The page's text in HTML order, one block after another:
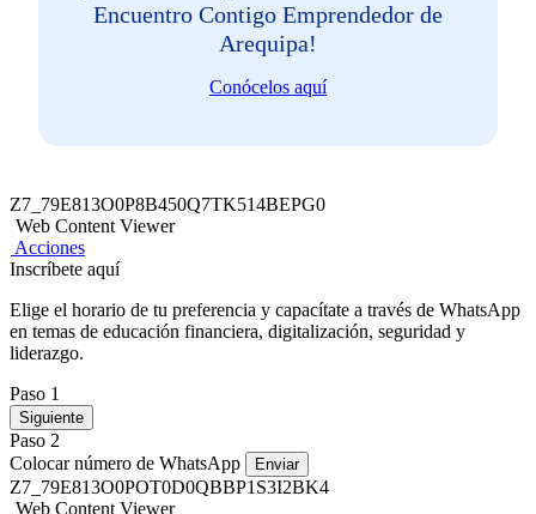
Encuentro Contigo Emprendedor de
Arequipa!
Conócelos aquí
Z7_79E813O0P8B450Q7TK514BEPG0
Web Content Viewer
Acciones
Inscríbete aquí
Elige el horario de tu preferencia y capacítate a través de WhatsApp
en temas de educación financiera, digitalización, seguridad y
liderazgo.
Paso 1
Siguiente
Paso 2
Colocar número de WhatsApp
Enviar
Z7_79E813O0POT0D0QBBP1S3I2BK4
Web Content Viewer